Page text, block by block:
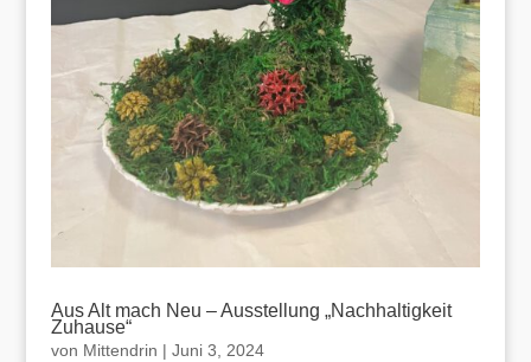
Aus Alt mach Neu – Ausstellung „Nachhaltigkeit
Zuhause“
von Mittendrin | Juni 3, 2024